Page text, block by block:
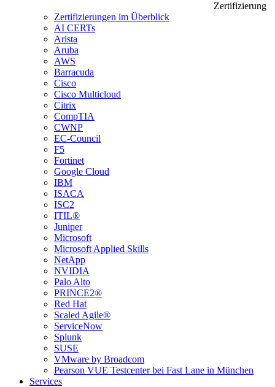
Zertifizierung
Zertifizierungen im Überblick
AI CERTs
Arista
Aruba
AWS
Barracuda
Cisco
Cisco Multicloud
Citrix
CompTIA
CWNP
EC-Council
F5
Fortinet
Google Cloud
IBM
ISACA
ISC2
ITIL®
Juniper
Microsoft
Microsoft Applied Skills
NetApp
NVIDIA
Palo Alto
PRINCE2®
Red Hat
Scaled Agile®
ServiceNow
Splunk
SUSE
VMware by Broadcom
Pearson VUE Testcenter bei Fast Lane in München
Services